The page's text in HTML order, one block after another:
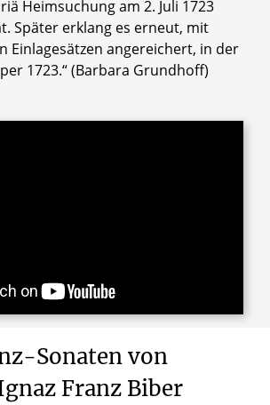
Heimsuchung am 2. Juli 1723
Später erklang es erneut, mit
Einlagesätzen angereichert, in der
1723.“ (Barbara Grundhoff)
Sonaten von
Franz Biber